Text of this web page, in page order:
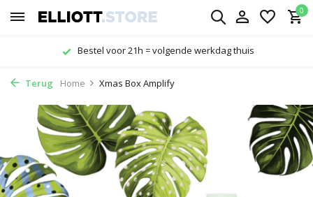
0
voor 21h = volgende werkdag thuis
Terug Home Xmas Box Amplify